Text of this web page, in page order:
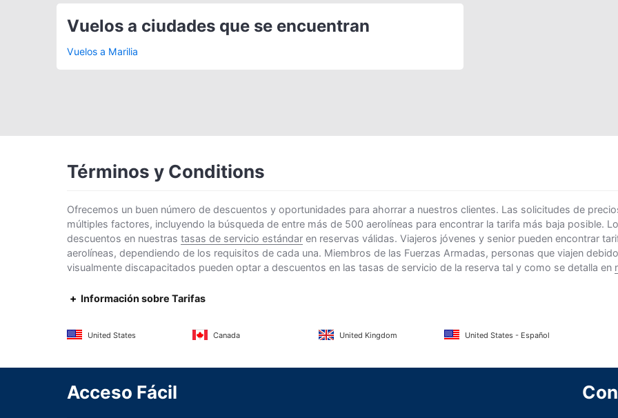
Vuelos a ciudades que se encuentran
Vuelos a Marilia
Términos y Conditions
Ofrecemos un buen número de descuentos y oportunidades para ahorrar a nuestros clientes. Las solicitudes de
múltiples factores, incluyendo la búsqueda de entre más de 500 aerolíneas para encontrar la tarifa más baja posible.
descuentos en nuestras tasas de servicio estándar en reservas válidas. Viajeros jóvenes y senior pueden encontrar
aerolíneas, dependiendo de los requisitos de cada una. Miembros de las Fuerzas Armadas, personas que viajen
visualmente discapacitados pueden optar a descuentos en las tasas de servicio de la reserva tal y como se detalla en
Información sobre Tarifas
United States Canada United Kingdom United States - Español
Acceso Fácil